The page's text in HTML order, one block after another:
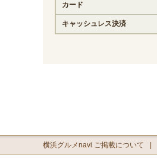
カード
キャッシュレス決済
横浜グルメnavi ご掲載について